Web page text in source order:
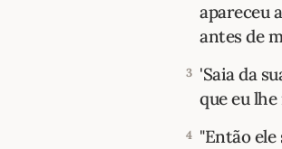
apareceu
antes de
3 'Saia da
que eu
4 "Então ele